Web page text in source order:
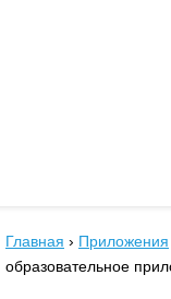
Главная › Приложения
образовательное